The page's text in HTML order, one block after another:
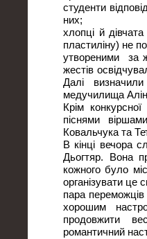
студенти
них;
хлопці й
пластиліну) не
утвореними за
жестів
Далі
медучилища
Крім
піснями
Ковальчука та
В кінці вечора
Дьогтяр. Вона
кожного було
організувати це
пара переможців
хорошим
продовжити
романтичний